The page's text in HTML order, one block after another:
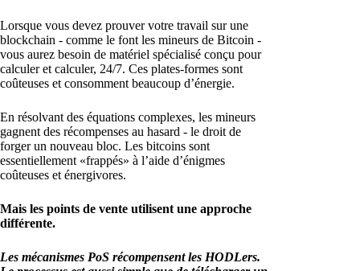
Lorsque vous devez prouver votre travail sur une
blockchain - comme le font les mineurs de Bitcoin -
vous aurez besoin de matériel spécialisé conçu pour
calculer et calculer, 24/7. Ces plates-formes sont
coûteuses et consomment beaucoup d’énergie.
En résolvant des équations complexes, les mineurs
gagnent des récompenses au hasard - le droit de
forger un nouveau bloc. Les bitcoins sont
essentiellement «frappés» à l’aide d’énigmes
coûteuses et énergivores.
Mais les points de vente utilisent une approche
différente.
Les mécanismes PoS récompensent les HODLers.